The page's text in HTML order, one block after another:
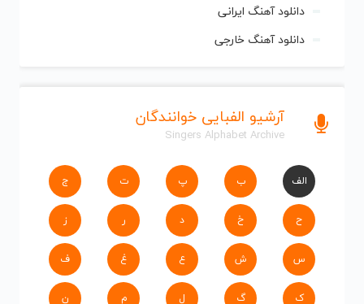
دانلود آهنگ ایرانی
دانلود آهنگ خارجی
آرشیو الفبایی خوانندگان
Singers Alphabet Archive
الف ب پ ت ج
ح خ د ر ز
س ش ع غ ف
ک گ ل م ن